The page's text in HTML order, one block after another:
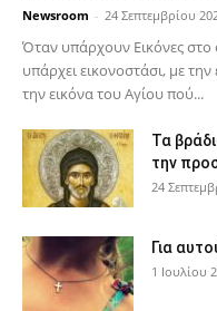
Newsroom - 24 Σεπτεμβρίου
Όταν υπάρχουν Εικόνες στο
υπάρχει εικονοστάσι, με
την εικόνα του Αγίου πού...
Τα
την
24
Για
1 Ιουλίου